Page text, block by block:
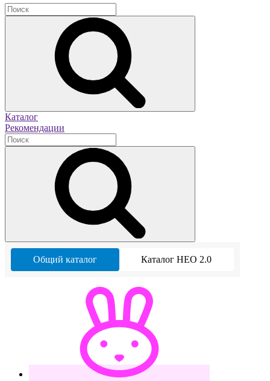
Каталог
Рекомендации
Общий каталог Каталог НЕО 2.0